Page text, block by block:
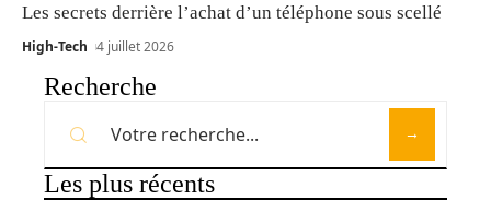
Les secrets derrière l’achat d’un téléphone sous scellé
High-Tech 4 juillet 2026
Recherche
Les plus récents